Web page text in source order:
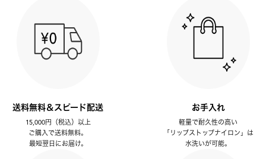
送料無料＆スピード配送
15,000円（税込）以上
ご購入で送料無料。
最短翌日にお届け。
お手入れ
軽量で耐久性の高い
「リップストップナイロン」は
水洗いが可能。